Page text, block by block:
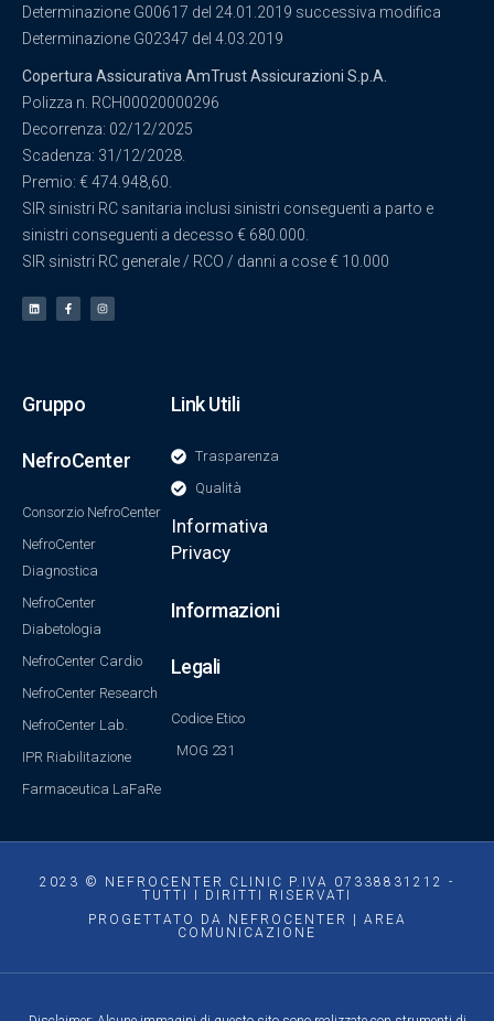
Determinazione G00617 del 24.01.2019 successiva modifica
Determinazione G02347 del 4.03.2019
Copertura Assicurativa AmTrust Assicurazioni S.p.A.
Polizza n. RCH00020000296
Decorrenza: 02/12/2025
Scadenza: 31/12/2028.
Premio: € 474.948,60.
SIR sinistri RC sanitaria inclusi sinistri conseguenti a parto e
sinistri conseguenti a decesso € 680.000.
SIR sinistri RC generale / RCO / danni a cose € 10.000
Gruppo
NefroCenter
Consorzio NefroCenter
NefroCenter
Diagnostica
NefroCenter
Diabetologia
NefroCenter Cardio
NefroCenter Research
NefroCenter Lab.
IPR Riabilitazione
Farmaceutica LaFaRe
Link Utili
Trasparenza
Qualità
Informativa
Privacy
Informazioni
Legali
Codice Etico
MOG 231
2023 © NEFROCENTER CLINIC P.IVA 07338831212 -
TUTTI I DIRITTI RISERVATI
PROGETTATO DA NEFROCENTER | AREA
COMUNICAZIONE